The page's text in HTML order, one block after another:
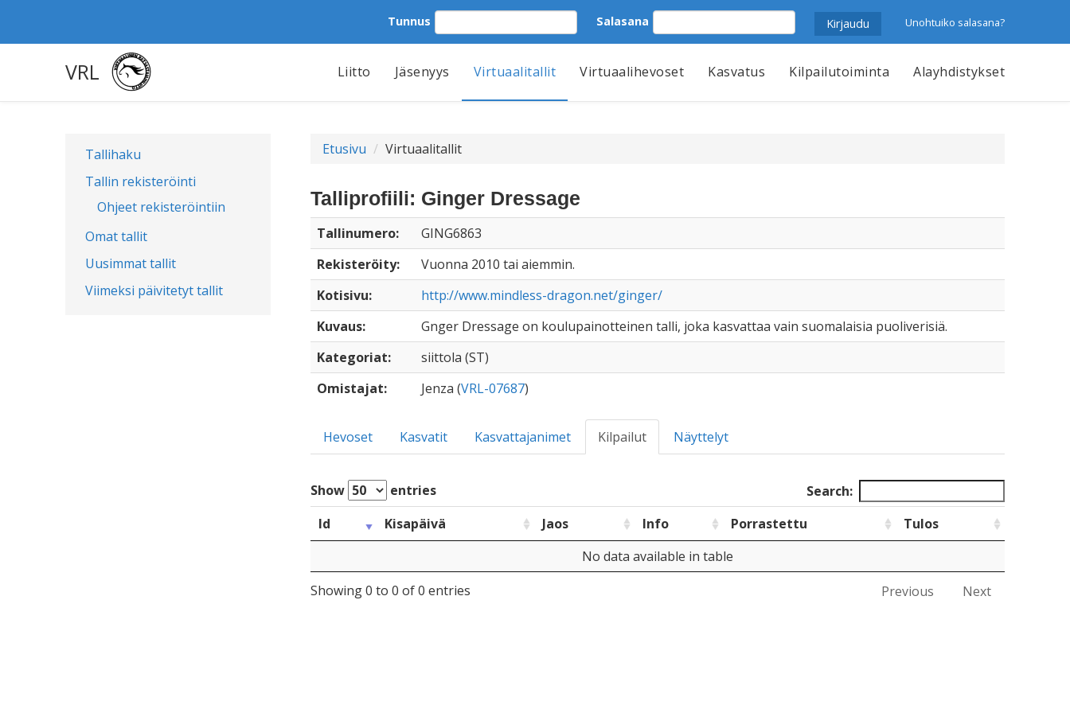
Tunnus Salasana Unohtuiko salasana?
VRL Liitto Jäsenyys Virtuaalitallit Virtuaalihevoset Kasvatus Kilpailutoiminta Alayhdistykset
Tallihaku
Tallin rekisteröinti
Ohjeet rekisteröintiin
Omat tallit
Uusimmat tallit
Viimeksi päivitetyt tallit
Etusivu Virtuaalitallit
Talliprofiili: Ginger Dressage
Tallinumero:
GING6863
Rekisteröity:
Vuonna 2010 tai aiemmin.
Kotisivu:
http://www.mindless-dragon.net/ginger/
Kuvaus:
Gnger Dressage on koulupainotteinen talli, joka kasvattaa vain suomalaisia puoliverisiä.
Kategoriat:
siittola (ST)
Omistajat:
Jenza (VRL-07687)
Hevoset Kasvatit Kasvattajanimet Kilpailut Näyttelyt
Show entries
Search:
Id
Kisapäivä Jaos Info Porrastettu
Tulos
No data available in table
Showing 0 to 0 of 0 entries
Previous Next